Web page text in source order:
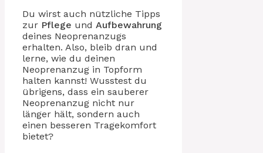
Du wirst auch nützliche Tipps
zur Pflege und Aufbewahrung
deines Neoprenanzugs
erhalten. Also, bleib dran und
lerne, wie du deinen
Neoprenanzug in Topform
halten kannst! Wusstest du
übrigens, dass ein sauberer
Neoprenanzug nicht nur
länger hält, sondern auch
einen besseren Tragekomfort
bietet?